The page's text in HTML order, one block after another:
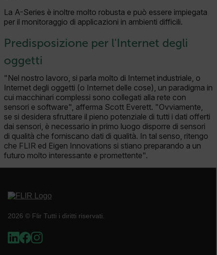
La A-Series è inoltre molto robusta e può essere impiegata
per il monitoraggio di applicazioni in ambienti difficili.
Predisposizione per l'Internet degli
oggetti
"Nel nostro lavoro, si parla molto di Internet industriale, o
Internet degli oggetti (o Internet delle cose), un paradigma in
cui macchinari complessi sono collegati alla rete con
sensori e software", afferma Scott Everett. "Ovviamente,
se si desidera sfruttare il pieno potenziale di tutti i dati offerti
dai sensori, è necessario in primo luogo disporre di sensori
di qualità che forniscano dati di qualità. In tal senso, ritengo
che FLIR ed Eigen Innovations si stiano preparando a un
futuro molto interessante e promettente".
2026 © Flir Tutti i diritti riservati.
__epiXSRF
{1-60}
Language